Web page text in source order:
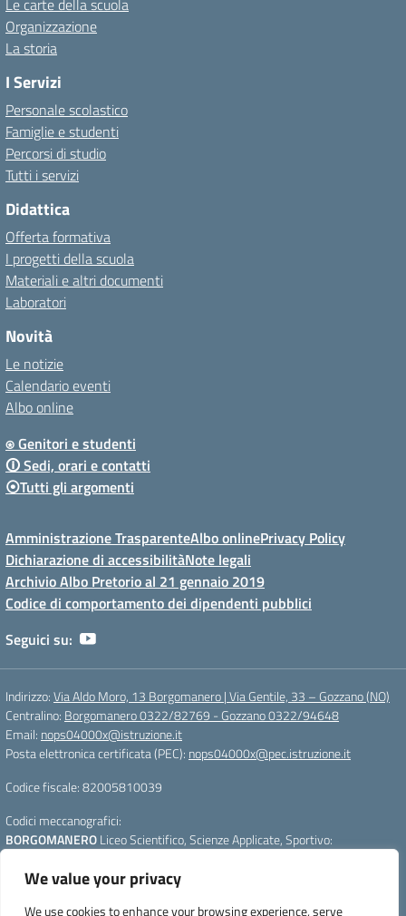
We value your privacy
We use cookies to enhance your browsing experience, serve
Le carte della scuola
Organizzazione
La storia
I Servizi
Personale scolastico
Famiglie e studenti
Percorsi di studio
Tutti i servizi
Didattica
Offerta formativa
I progetti della scuola
Materiali e altri documenti
Laboratori
Novità
Le notizie
Calendario eventi
Albo online
⍟ Genitori e studenti
🛈 Sedi, orari e contatti
⦿Tutti gli argomenti
Amministrazione TrasparenteAlbo onlinePrivacy Policy
Dichiarazione di accessibilitàNote legali
Archivio Albo Pretorio al 21 gennaio 2019
Codice di comportamento dei dipendenti pubblici
Seguici su:
Indirizzo:Via Aldo Moro, 13 Borgomanero | Via Gentile, 33 – Gozzano (NO)
Centralino: Borgomanero 0322/82769 - Gozzano 0322/94648
Email: nops04000x@istruzione.it
Posta elettronica certificata (PEC): nops04000x@pec.istruzione.it
Codice fiscale: 82005810039
Codici meccanografici:
BORGOMANEROLiceo Scientifico, Scienze Applicate, Sportivo:
GOZZANOLiceo Linguistico e Scienze Umane :